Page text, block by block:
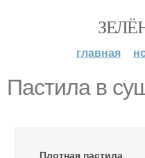
главная
Пастила в
Плотная пастила